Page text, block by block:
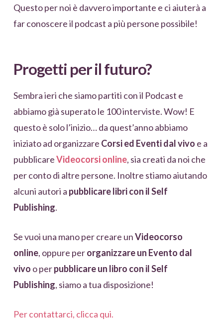
Questo per noi è davvero importante e ci aiuterà a
far conoscere il podcast a più persone possibile!
Progetti per il futuro?
Sembra ieri che siamo partiti con il Podcast e
abbiamo già superato le 100 interviste. Wow! E
questo è solo l’inizio… da quest’anno abbiamo
iniziato ad organizzare Corsi ed Eventi dal vivo e a
pubblicareVideocorsi online, sia creati da noi che
per conto di altre persone. Inoltre stiamo aiutando
alcuni autori a pubblicare libri con il Self
Publishing.
Se vuoi una mano per creare unVideocorso
online, oppure perorganizzare un Evento dal
vivo o perpubblicare un libro con il Self
Publishing, siamo a tua disposizione!
Per contattarci, clicca qui.